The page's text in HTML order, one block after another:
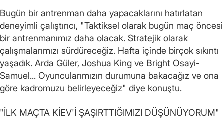
Bugün bir antrenman daha yapacaklarını hatırlatan
deneyimli çalıştırıcı, "Taktiksel olarak bugün maç öncesi
bir antrenmanımız daha olacak. Stratejik olarak
çalışmalarımızı sürdüreceğiz. Hafta içinde birçok sıkıntı
yaşadık. Arda Güler, Joshua King ve Bright Osayi-
Samuel... Oyuncularımızın durumuna bakacağız ve ona
göre kadromuzu belirleyeceğiz" diye konuştu.
"İLK MAÇTA KİEV'İ ŞAŞIRTTIĞIMIZI DÜŞÜNÜYORUM"